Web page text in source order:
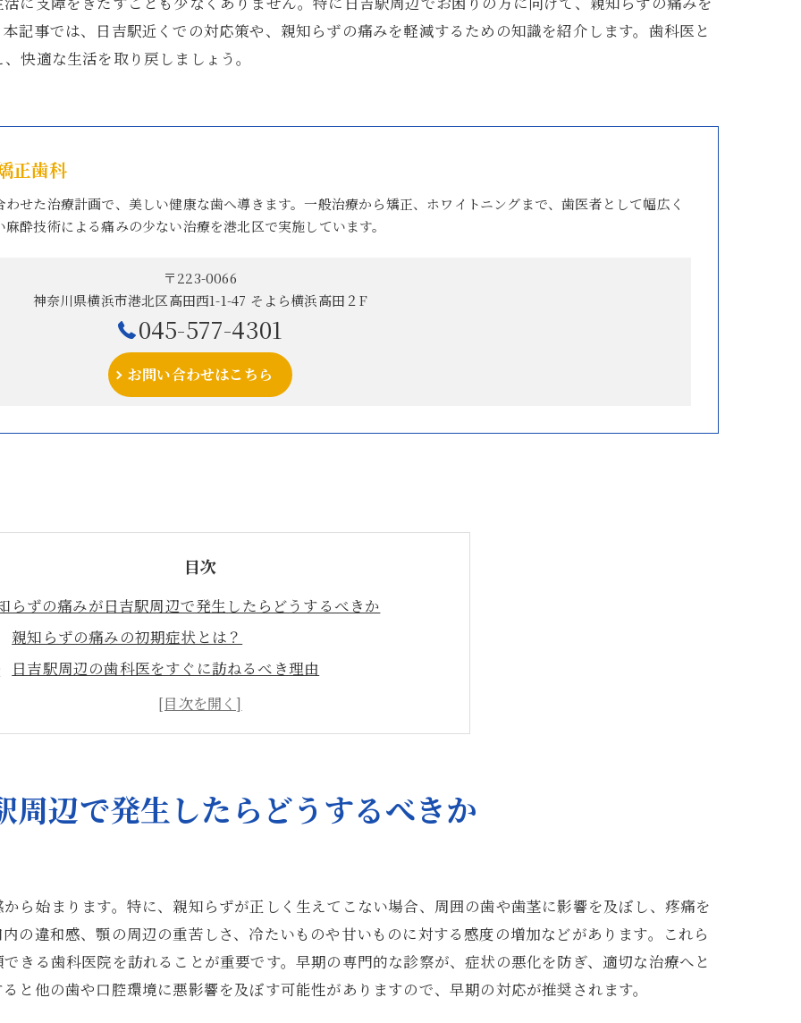
記事では、日吉駅近くでの対応策や、親知らずの痛みを軽減するための知識を紹介します。歯科医と
快適な生活を取り戻しましょう。
正歯科
せた治療計画で、美しい健康な歯へ導きます。一般治療から矯正、ホワイトニングまで、歯医者として幅広く
酔技術による痛みの少ない治療を港北区で実施しています。
〒223-0066
神奈川県横浜市港北区高田西1-1-47 そよら横浜高田２F
045-577-4301
お問い合わせはこちら
目次
らずの痛みが日吉駅周辺で発生したらどうするべきか
親知らずの痛みの初期症状とは？
日吉駅周辺の歯科医をすぐに訪ねるべき理由
親知らずの痛みを和らげるための応急処置
日吉駅付近で親知らずの治療を受ける際の注意点
日吉駅エリアでの親知らずの痛みの原因を探る
駅近くで親知らずの痛みを軽減する効果的な方法
日吉駅近くでの歯科治療の選択肢
親知らずの痛みを軽減するための生活習慣の見直し
歯科医との連携で親知らずの痛みを軽減する
周辺で発生したらどうするべきか
ら始まります。特に、親知らずが正しく生えてこない場合、周囲の歯や歯茎に影響を及ぼし、疼痛を
の違和感、顎の周辺の重苦しさ、冷たいものや甘いものに対する感度の増加などがあります。これら
きる歯科医院を訪れることが重要です。早期の専門的な診察が、症状の悪化を防ぎ、適切な治療へと
と他の歯や口腔環境に悪影響を及ぼす可能性がありますので、早期の対応が推奨されます。